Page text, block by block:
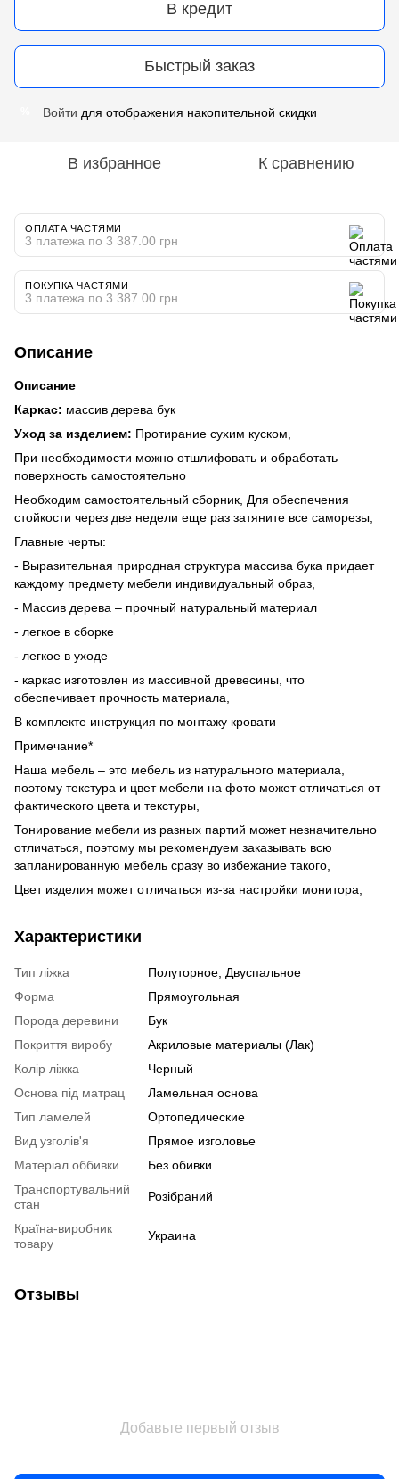
В кредит
Быстрый заказ
Войти для отображения накопительной скидки
В избранное К сравнению
ОПЛАТА ЧАСТЯМИ
3 платежа по 3 387.00 грн
ПОКУПКА ЧАСТЯМИ
3 платежа по 3 387.00 грн
Описание
Описание
Каркас: массив дерева бук
Уход за изделием: Протирание сухим куском,
При необходимости можно отшлифовать и обработать
поверхность самостоятельно
Необходим самостоятельный сборник, Для обеспечения
стойкости через две недели еще раз затяните все саморезы,
Главные черты:
- Выразительная природная структура массива бука придает
каждому предмету мебели индивидуальный образ,
- Массив дерева – прочный натуральный материал
- легкое в сборке
- легкое в уходе
- каркас изготовлен из массивной древесины, что
обеспечивает прочность материала,
В комплекте инструкция по монтажу кровати
Примечание*
Наша мебель – это мебель из натурального материала,
поэтому текстура и цвет мебели на фото может отличаться от
фактического цвета и текстуры,
Тонирование мебели из разных партий может незначительно
отличаться, поэтому мы рекомендуем заказывать всю
запланированную мебель сразу во избежание такого,
Цвет изделия может отличаться из-за настройки монитора,
Характеристики
Тип ліжка
Полуторное, Двуспальное
Форма
Прямоугольная
Порода деревини
Бук
Покриття виробу
Акриловые материалы (Лак)
Колір ліжка
Черный
Основа під матрац
Ламельная основа
Тип ламелей
Ортопедические
Вид узголів'я
Прямое изголовье
Матеріал оббивки
Без обивки
Транспортувальний
стан
Розібраний
Країна-виробник
товару
Украина
Отзывы
Добавьте первый отзыв